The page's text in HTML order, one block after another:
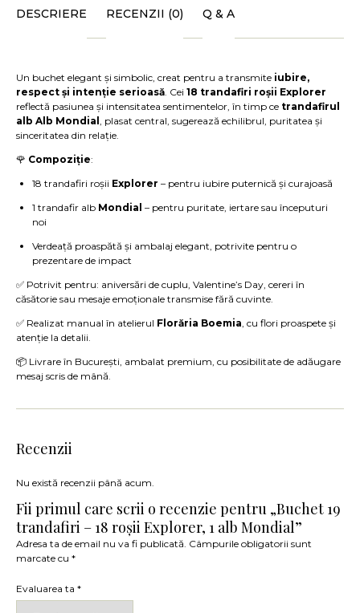
DESCRIERE RECENZII (0) Q & A
Un buchet elegant și simbolic, creat pentru a transmite iubire,
respect și intenție serioasă . Cei 18 trandafiri roșii Explorer
reflectă pasiunea și intensitatea sentimentelor, în timp ce trandafirul
alb Alb Mondial , plasat central, sugerează echilibrul, puritatea și
sinceritatea din relație.
🌹 Compoziție:
18 trandafiri roșii Explorer – pentru iubire puternică și curajoasă
1 trandafir alb Mondial – pentru puritate, iertare sau începuturi
noi
Verdeață proaspătă și ambalaj elegant, potrivite pentru o
prezentare de impact
✅ Potrivit pentru: aniversări de cuplu, Valentine’s Day, cereri în
căsătorie sau mesaje emoționale transmise fără cuvinte.
✅ Realizat manual în atelierul Florăria Boemia , cu flori proaspete și
atenție la detalii.
📦 Livrare în București, ambalat premium, cu posibilitate de adăugare
mesaj scris de mână.
Recenzii
Nu există recenzii până acum.
Fii primul care scrii o recenzie pentru „Buchet 19
trandafiri – 18 roșii Explorer, 1 alb Mondial”
Adresa ta de email nu va fi publicată. Câmpurile obligatorii sunt
marcate cu *
Evaluarea ta *